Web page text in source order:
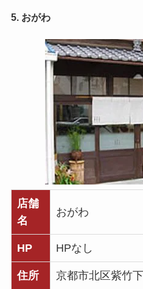
5. おがわ
店舗
名
おがわ
HP HPなし
住所 京都市北区紫竹